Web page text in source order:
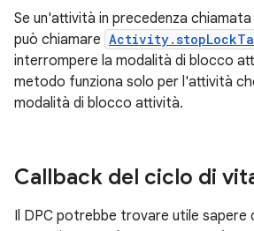
Se un'attività in precedenza chiamata
può chiamare
interrompere la modalità di blocco
metodo funziona solo per l'attività
modalità di blocco attività.
Callback del ciclo di
Il DPC potrebbe trovare utile sapere